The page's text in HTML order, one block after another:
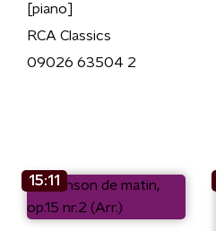
[piano]
RCA Classics
09026 63504 2
15:11